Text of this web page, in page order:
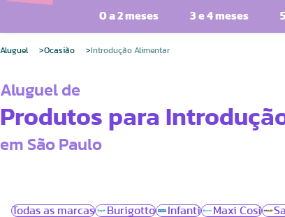
0 a 2 meses 3 e 4 meses
Aluguel Ocasião Introdução Alimentar
Aluguel de
Produtos para
em São Paulo
Todas as marcas Burigotto Infanti Maxi Cosi